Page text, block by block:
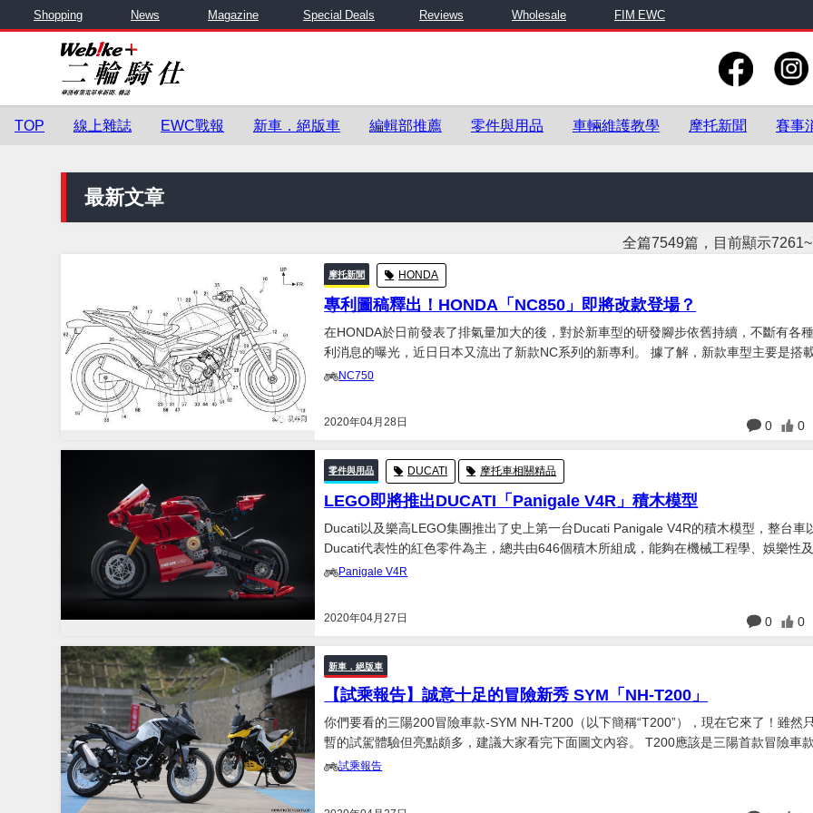
Shopping News Magazine Special Deals Reviews Wholesale FIM EWC
TOP 線上雜誌 EWC戰報 新車．絕版車 編輯部推薦 零件與用品 車輛維護教學 摩托新聞 賽事
最新文章
全篇7549篇，目前顯示
摩托新聞 HONDA
專利圖稿釋出！HONDA「NC850」即將改款登場？
2020年04月28日
在HONDA於日前發表了排氣量加大的後，對於新車型的研發腳步依舊持續，不斷有各
利消息的曝光，近日日本又流出了新款NC系列的新專利。 據了解，新款車型主要是搭載了全
新設計的引擎，新款引擎的DCT系統位置有所調整，至於新設計的DCT系統究竟有哪些
NC750
0 0
零件與用品 DUCATI 摩托車相關精品
LEGO即將推出DUCATI「Panigale V4R」積木模型
2020年04月27日
Ducati以及樂高LEGO集團推出了史上第一台Ducati Panigale V4R的積木模型，整台車
Ducati代表性的紅色零件為主，總共由646個積木所組成，能夠在機械工程學、娛樂性
技術等方面提供大人與小孩一種刺激的遊玩體驗。 Ducati Panigale V4R LEGO Technic將從6
Panigale V4R
0 0
新車．絕版車
【試乘報告】誠意十足的冒險新秀 SYM「NH-T200」
你們要看的三陽200冒險車款-SYM NH-T200（以下簡稱“T200”），現在它來了！雖然
暫的試駕體驗但亮點頗多，建議大家看完下面圖文內容。 T200應該是三陽首款冒險車款（雖
然冒險車款的概念已經被玩壞），官方定位是一台輕量級多功能越野冒險車款。T200
試乘報告